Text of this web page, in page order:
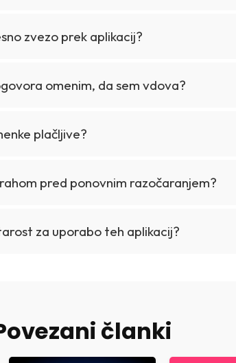
zvezo prek aplikacij?
omenim, da sem vdova?
plačljive?
pred ponovnim razočaranjem?
za uporabo teh aplikacij?
članki